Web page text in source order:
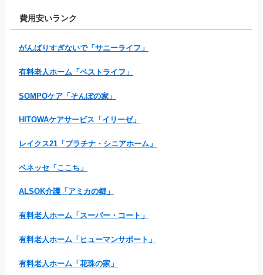
費用安いランク
がんばりすぎないで「サニーライフ」
有料老人ホーム「ベストライフ」
SOMPOケア「そんぽの家」
HITOWAケアサービス「イリーゼ」
レイクス21「プラチナ・シニアホーム」
ベネッセ「ここち」
ALSOK介護「アミカの郷」
有料老人ホーム「スーパー・コート」
有料老人ホーム「ヒューマンサポート」
有料老人ホーム「花珠の家」